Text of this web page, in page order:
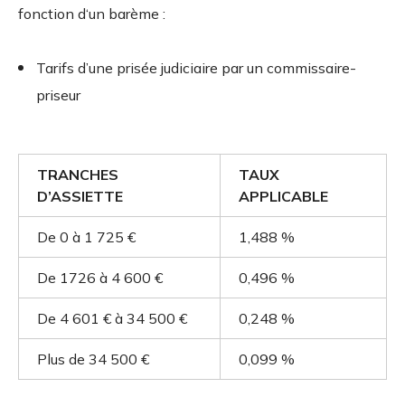
fonction d‘un barème :
Tarifs d’une prisée judiciaire par un commissaire-
priseur
TRANCHES
D’ASSIETTE
TAUX
APPLICABLE
De 0 à 1 725 € 1,488 %
De 1726 à 4 600 € 0,496 %
De 4 601 € à 34 500 € 0,248 %
Plus de 34 500 € 0,099 %